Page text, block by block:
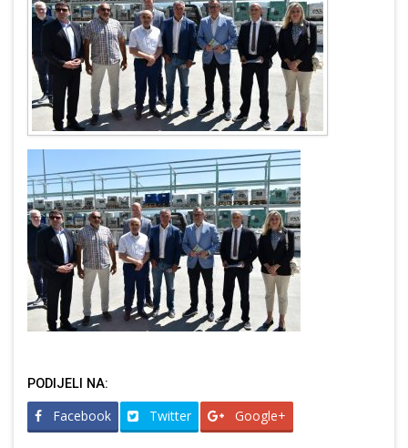
PODIJELI NA:
Facebook Twitter Google+